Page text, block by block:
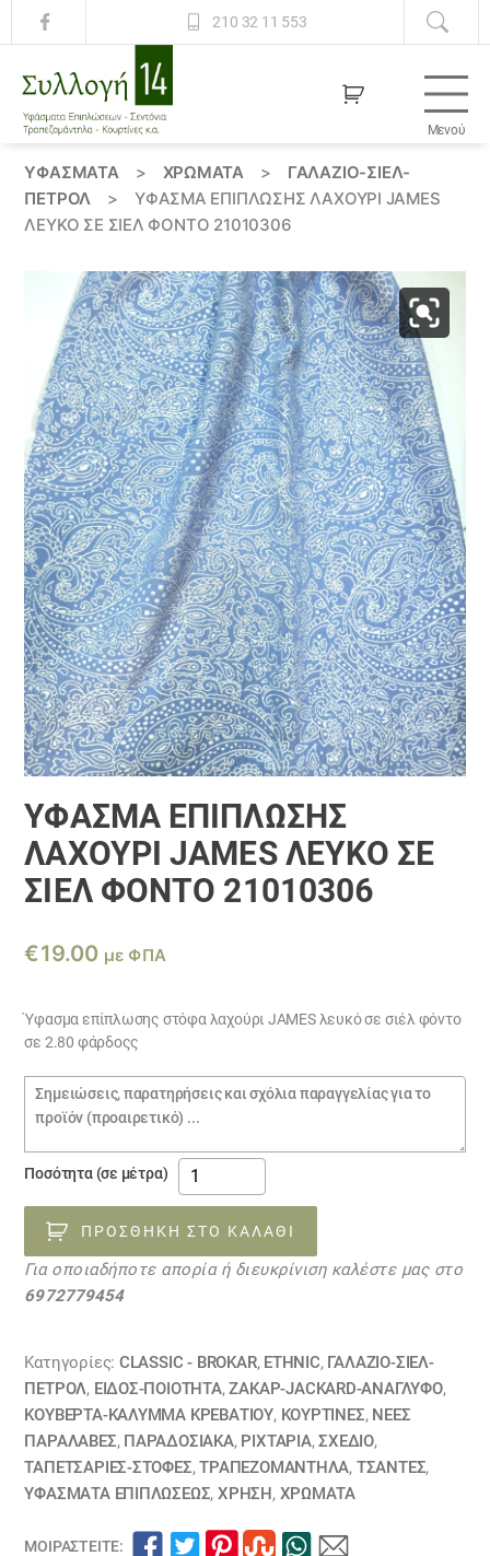
210 32 11 553
14
Μενού
ΥΦΆΣΜΑΤΑ > ΧΡΏΜΑΤΑ >
ΓΑΛΑΖΙΟ-ΣΙΕΛ-
ΠΕΤΡΟΛ
>
ΎΦΑΣΜΑ ΕΠΊΠΛΩΣΗΣ ΛΑΧΟΎΡΙ JAMES
ΛΕΥΚΌ ΣΕ ΣΙΈΛ ΦΌΝΤΟ 21010306
ΎΦΑΣΜΑ ΕΠΊΠΛΩΣΗΣ
ΛΑΧΟΎΡΙ JAMES ΛΕΥΚΌ ΣΕ
ΣΙΈΛ ΦΌΝΤΟ 21010306
€19.00 με ΦΠΑ
Ύφασμα επίπλωσης στόφα λαχούρι JAMES λευκό σε σιέλ φόντο
σε 2.80 φάρδοςς
Σημειώσεις
παραγγελίας
Ποσότητα (σε μέτρα)
Ύφασμα
επίπλωσης
λαχούρι
JAMES
λευκό
φόντο
21010306
ποσότητα
ΠΡΟΣΘΉΚΗ ΣΤΟ ΚΑΛΆΘΙ
Για οποιαδήποτε απορία ή διευκρίνιση καλέστε μας στο
6972779454
Κατηγορίες: CLASSIC - BROKAR, ETHNIC, ΓΑΛΑΖΙΟ-ΣΙΕΛ-
ΠΕΤΡΟΛ, ΕΙΔΟΣ-ΠΟΙΟΤΗΤΑ,ΖΑΚΆΡ-JACKARD-ΑΝΆΓΛΥΦΟ,
ΚΟΥΒΈΡΤΑ-ΚΆΛΥΜΜΑ ΚΡΕΒΑΤΙΟΎ, ΚΟΥΡΤΊΝΕΣ, ΝΕΕΣ
ΠΑΡΑΛΑΒΕΣ, ΠΑΡΑΔΟΣΙΑΚΑ, ΡΙΧΤΆΡΙΑ,ΣΧΕΔΙΟ,
ΤΑΠΕΤΣΑΡΙΕΣ-ΣΤΟΦΕΣ,ΤΡΑΠΕΖΟΜΆΝΤΗΛΑ, ΤΣΆΝΤΕΣ,
ΥΦΆΣΜΑΤΑ ΕΠΙΠΛΏΣΕΩΣ, ΧΡΗΣΗ, ΧΡΏΜΑΤΑ
ΜΟΙΡΑΣΤΕΊΤΕ: